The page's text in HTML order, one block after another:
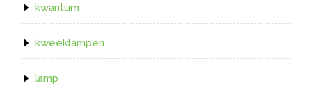
kwantum
kweeklampen
lamp